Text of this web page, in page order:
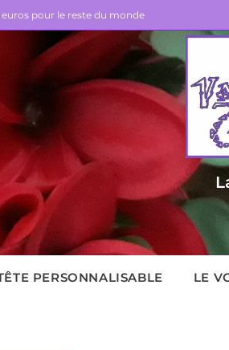
pour le reste du monde
PERSONNALISABLE LE